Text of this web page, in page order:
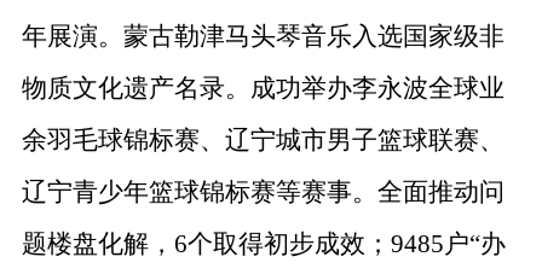
年展演。蒙古勒津马头琴音乐入选国家级非
物质文化遗产名录。成功举办李永波全球业
余羽毛球锦标赛、辽宁城市男子篮球联赛、
辽宁青少年篮球锦标赛等赛事。全面推动问
题楼盘化解， 6个取得初步成效； 9485户“办